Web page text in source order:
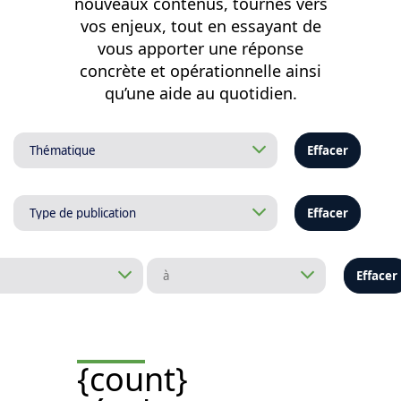
vos enjeux, tout en essayant de
vous apporter une réponse
concrète et opérationnelle ainsi
qu’une aide au quotidien.
Effacer
Effacer
Effacer
{count}